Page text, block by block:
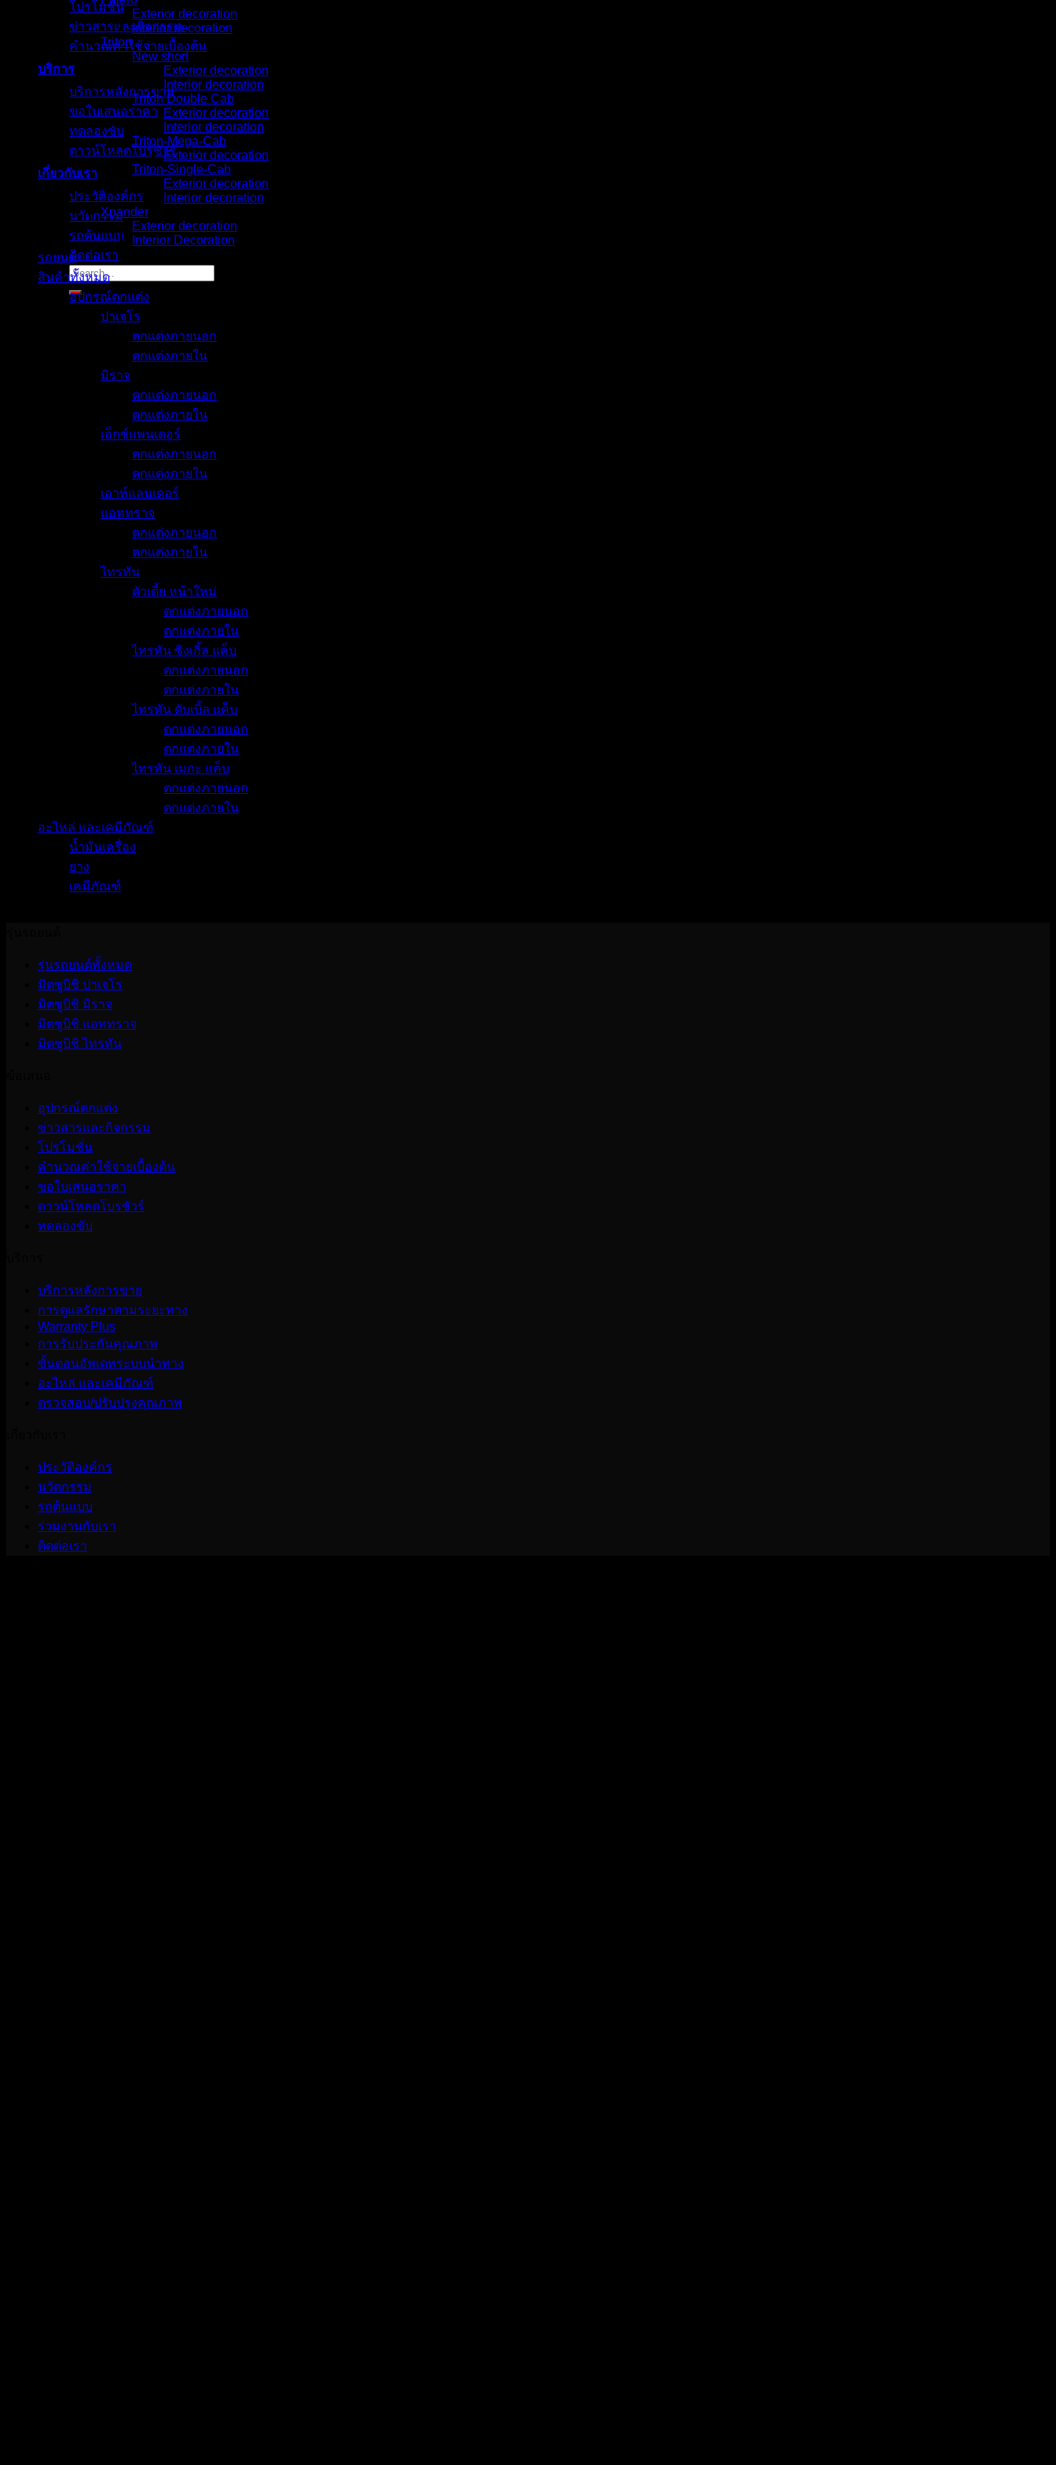
โปรโมชั่น
ข่าวสารและกิจกรรม
คำนวณค่าใช้จ่ายเบื้องต้น
บริการ
บริการหลังการขาย
ขอใบเสนอราคา
ทดลองขับ
ดาวน์โหลดโบรชัวร์
เกี่ยวกับเรา
ประวัติองค์กร
นวัตกรรม
รถต้นแบบ
ติดต่อเรา
Search
for:
Exterior decoration
Interior decoration
Triton
New short
Exterior decoration
Interior decoration
Triton Double Cab
Exterior decoration
Interior decoration
Triton-Mega-Cab
Exterior decoration
Triton-Single-Cab
Exterior decoration
Interior decoration
Xpander
Exterior decoration
Interior Decoration
รถยนต์
สินค้าทั้งหมด
อุปกรณ์ตกแต่ง
ปาเจโร
ตกแต่งภายนอก
ตกแต่งภายใน
มิราจ
ตกแต่งภายนอก
ตกแต่งภายใน
เอ็กซ์แพนเดอร์
ตกแต่งภายนอก
ตกแต่งภายใน
เอาท์แลนเดอร์
แอททราจ
ตกแต่งภายนอก
ตกแต่งภายใน
ไทรทัน
ตัวเตี้ย หน้าใหม่
ตกแต่งภายนอก
ตกแต่งภายใน
ไทรทัน ซิงเกิ้ล แค็บ
ตกแต่งภายนอก
ตกแต่งภายใน
ไทรทัน ดับเบิ้ล แค็บ
ตกแต่งภายนอก
ตกแต่งภายใน
ไทรทัน เมกะ แค็บ
ตกแต่งภายนอก
ตกแต่งภายใน
อะไหล่ และเคมีภัณฑ์
น้ำมันเครื่อง
ยาง
เคมีภัณฑ์
รุ่นรถยนต์ทั้งหมด
มิตซูบิชิ ปาเจโร
มิตซูบิชิ มิราจ
มิตซูบิชิ แอททราจ
มิตซูบิชิ ไทรทัน
อุปกรณ์ตกแต่ง
ข่าวสารและกิจกรรม
โปรโมชั่น
คำนวณค่าใช้จ่ายเบื้องต้น
ขอใบเสนอราคา
ดาวน์โหลดโบรชัวร์
ทดลองขับ
บริการหลังการขาย
การดูแลรักษาตามระยะทาง
Warranty Plus
การรับประกันคุณภาพ
ขั้นตอนอัพเดทระบบนำทาง
อะไหล่ และเคมีภัณฑ์
ตรวจสอบ/ปรับปรุงคุณภาพ
ประวัติองค์กร
นวัตกรรม
รถต้นแบบ
ร่วมงานกับเรา
ติดต่อเรา